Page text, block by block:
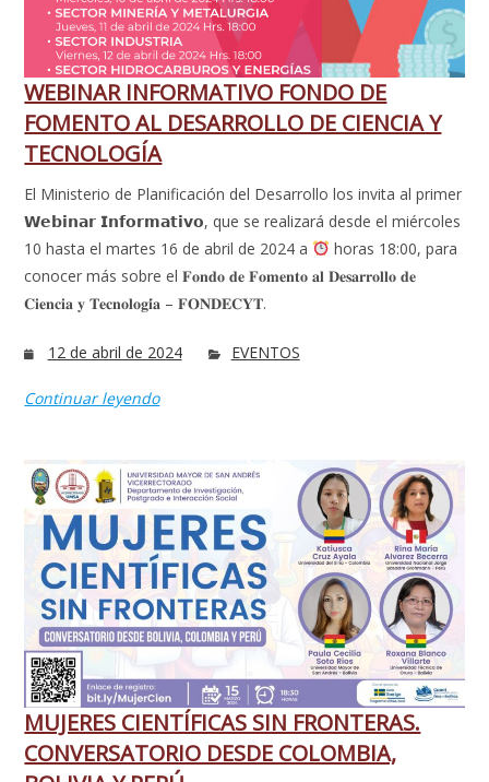
WEBINAR INFORMATIVO FONDO DE
FOMENTO AL DESARROLLO DE CIENCIA Y
TECNOLOGÍA
El Ministerio de Planificación del Desarrollo los invita al primer
𝗪𝗲𝗯𝗶𝗻𝗮𝗿 𝗜𝗻𝗳𝗼𝗿𝗺𝗮𝘁𝗶𝘃𝗼, que se realizará desde el miércoles
10 hasta el martes 16 de abril de 2024 a
horas 18:00, para
conocer más sobre el 𝐅𝐨𝐧𝐝𝐨 𝐝𝐞 𝐅𝐨𝐦𝐞𝐧𝐭𝐨 𝐚𝐥 𝐃𝐞𝐬𝐚𝐫𝐫𝐨𝐥𝐥𝐨 𝐝𝐞
𝐂𝐢𝐞𝐧𝐜𝐢𝐚 𝐲 𝐓𝐞𝐜𝐧𝐨𝐥𝐨𝐠𝐢́𝐚 – 𝐅𝐎𝐍𝐃𝐄𝐂𝐘𝐓.
12 de abril de 2024 EVENTOS
Continuar leyendo
MUJERES CIENTÍFICAS SIN FRONTERAS.
CONVERSATORIO DESDE COLOMBIA,